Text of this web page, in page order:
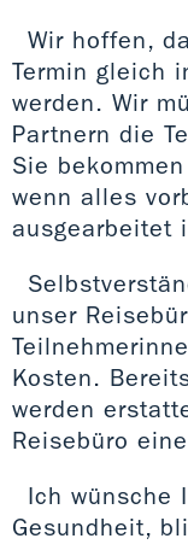
Wir hoffen,
Termin gleich
werden. Wir
Partnern die
Sie
wenn alles
ausgearbeitet
unser
Kosten.
werden
Reisebüro
Ich wünsche
Gesundheit,